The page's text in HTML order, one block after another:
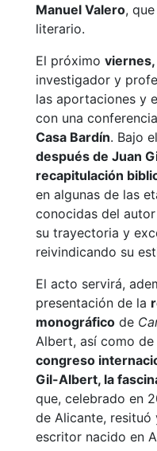
Manuel Valero,
literario.
El próximo viernes,
investigador y
las aportaciones y
con una
Casa Bardín. Bajo
después de Juan
recapitulación
en algunas de las
conocidas del
su trayectoria y
reivindicando su
El acto servirá,
presentación de la
monográfico de
Albert, así como de
congreso
Gil-Albert, la
que, celebrado en
de Alicante,
escritor nacido en